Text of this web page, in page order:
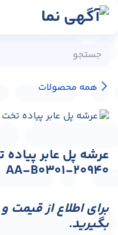
پرش به محتوا
همه محصولات
عرشه پل عابر
AA-B0301-20940
برای اطلاع از
بگیرید.